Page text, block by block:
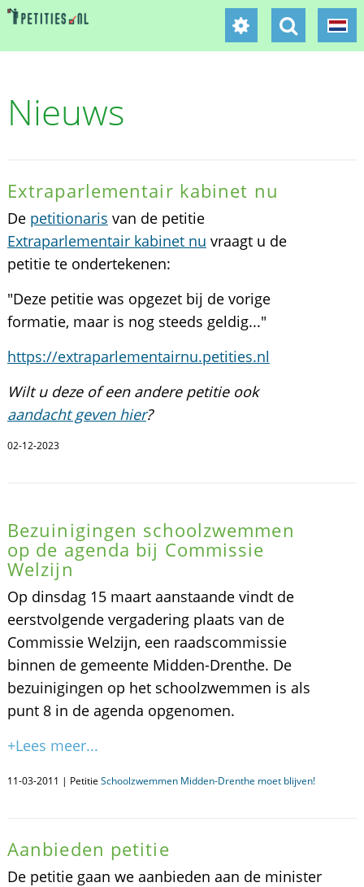
Nieuws
Extraparlementair kabinet nu
De petitionaris van de petitie
Extraparlementair kabinet nu vraagt u de
petitie te ondertekenen:
"Deze petitie was opgezet bij de vorige
formatie, maar is nog steeds geldig..."
https://extraparlementairnu.petities.nl
Wilt u deze of een andere petitie ook
aandacht geven hier?
02-12-2023
Bezuinigingen schoolzwemmen
op de agenda bij Commissie
Welzijn
Op dinsdag 15 maart aanstaande vindt de
eerstvolgende vergadering plaats van de
Commissie Welzijn, een raadscommissie
binnen de gemeente Midden-Drenthe. De
bezuinigingen op het schoolzwemmen is als
punt 8 in de agenda opgenomen.
+Lees meer...
11-03-2011 | Petitie Schoolzwemmen Midden-Drenthe moet blijven!
Aanbieden petitie
De petitie gaan we aanbieden aan de minister